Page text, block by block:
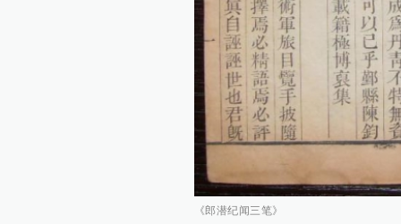
《郎潜纪闻三笔》